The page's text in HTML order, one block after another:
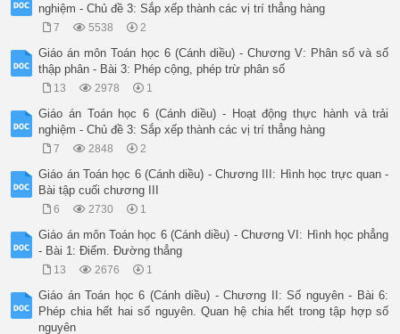
nghiệm - Chủ đề 3: Sắp xếp thành các vị trí thẳng hàng
7 5538 2
Giáo án môn Toán học 6 (Cánh diều) - Chương V: Phân số và số
thập phân - Bài 3: Phép cộng, phép trừ phân số
13 2978 1
Giáo án Toán học 6 (Cánh diều) - Hoạt động thực hành và trải
nghiệm - Chủ đề 3: Sắp xếp thành các vị trí thẳng hàng
7 2848 2
Giáo án Toán học 6 (Cánh diều) - Chương III: Hình học trực quan -
Bài tập cuối chương III
6 2730 1
Giáo án môn Toán học 6 (Cánh diều) - Chương VI: Hình học phẳng
- Bài 1: Điểm. Đường thẳng
13 2676 1
Giáo án Toán học 6 (Cánh diều) - Chương II: Số nguyên - Bài 6:
Phép chia hết hai số nguyên. Quan hệ chia hết trong tập hợp số
nguyên